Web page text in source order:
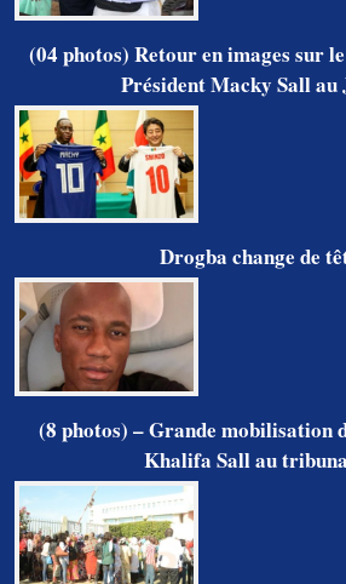
(04 photos) Retour en images sur
Président Macky Sall au
Drogba change de
(8 photos) – Grande mobilisation
Khalifa Sall au